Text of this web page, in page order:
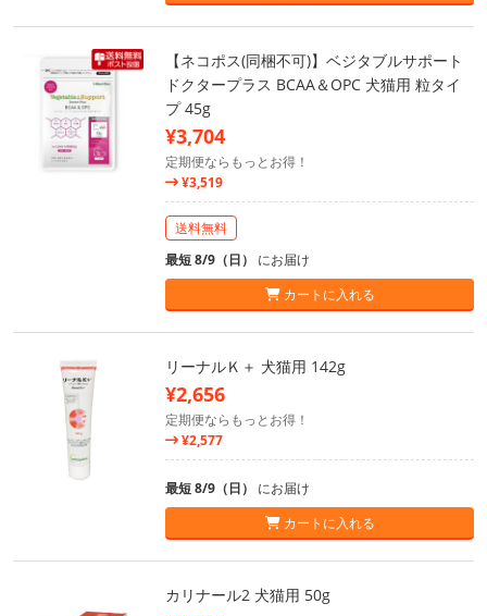
【ネコポス(同梱不可)】ベジタブルサポート
ドクタープラス BCAA＆OPC 犬猫用 粒タイ
プ 45g
¥3,704
定期便ならもっとお得！
¥3,519
送料無料
最短 8/9（日） にお届け
カートに入れる
リーナルＫ＋ 犬猫用 142g
¥2,656
定期便ならもっとお得！
¥2,577
最短 8/9（日） にお届け
カートに入れる
カリナール2 犬猫用 50g